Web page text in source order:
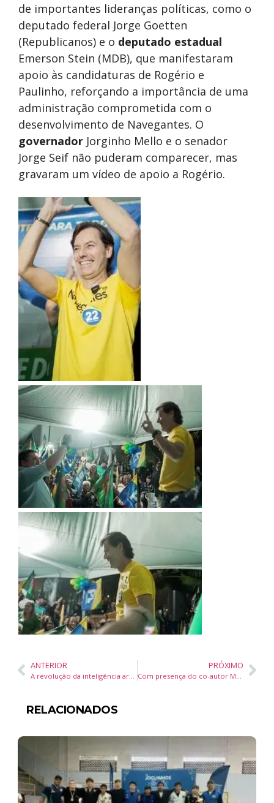
de importantes lideranças políticas, como o
deputado federal Jorge Goetten
(Republicanos) e o deputado estadual
Emerson Stein (MDB), que manifestaram
apoio às candidaturas de Rogério e
Paulinho, reforçando a importância de uma
administração comprometida com o
desenvolvimento de Navegantes. O
governador Jorginho Mello e o senador
Jorge Seif não puderam comparecer, mas
gravaram um vídeo de apoio a Rogério.
ANTERIOR PRÓXIMO
RELACIONADOS